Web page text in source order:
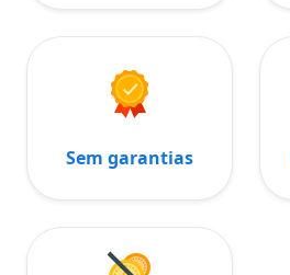
Sem garantias